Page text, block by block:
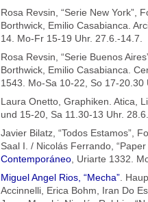
Rosa Revsin, “Serie New York”,
Borthwick, Emilio Casabianca.
14. Mo-Fr 15-19 Uhr. 27.6.-14.7.
Rosa Revsin, “Serie Buenos
Borthwick, Emilio Casabianca.
1543. Mo-Sa 10-22, So 17-20.30
Laura Onetto, Graphiken. Atica,
und 15-20, Sa 11.30-13 Uhr.
Javier Bilatz, “Todos Estamos”,
Saal I. / Nicolás Ferrando, “Paper
Contemporáneo, Uriarte 1332.
Miguel Angel Rios, “Mecha”.
Accinnelli, Erica Bohm, Iran Do